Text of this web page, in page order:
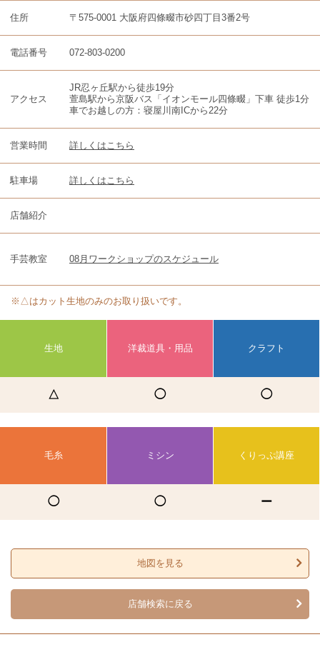
住所 〒575-0001 大阪府四條畷市砂四丁目3番2号
電話番号 072-803-0200
アクセス
JR忍ヶ丘駅から徒歩19分
萱島駅から京阪バス「イオンモール四條畷」下車 徒歩1分
車でお越しの方：寝屋川南ICから22分
営業時間 詳しくはこちら
駐車場 詳しくはこちら
店舗紹介
手芸教室 08月ワークショップのスケジュール
※△はカット生地のみのお取り扱いです。
生地 洋裁道具・用品 クラフト
△ ◯ ◯
毛糸 ミシン くりっぷ講座
◯ ◯ ー
地図を見る
店舗検索に戻る